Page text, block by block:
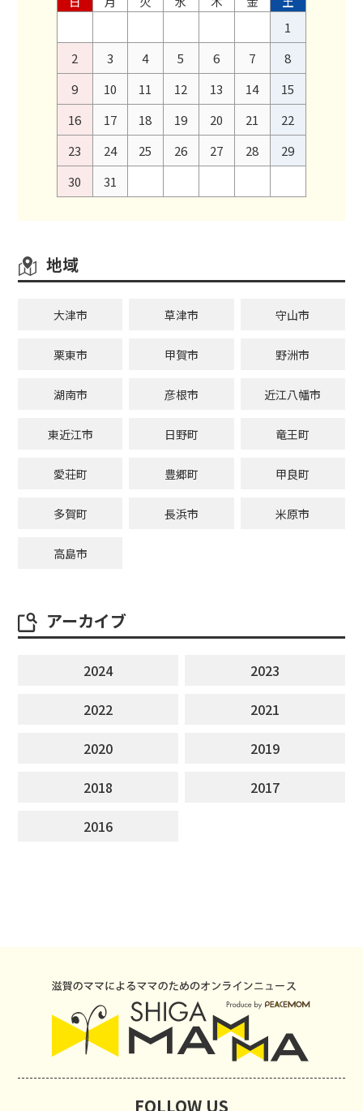
1
2
3 4 5 6 7
8
9
10 11 12 13 14
15
16
17 18 19 20 21
22
23
24 25 26 27 28
29
30
31
地域
大津市 草津市 守山市
栗東市 甲賀市 野洲市
湖南市 彦根市 近江八幡市
東近江市 日野町 竜王町
愛荘町 豊郷町 甲良町
多賀町 長浜市 米原市
高島市
アーカイブ
2024
2023
2022
2021
2020
2019
2018
2017
2016
FOLLOW US